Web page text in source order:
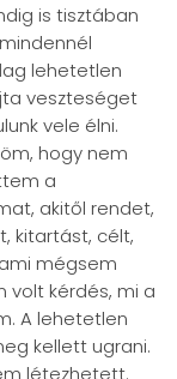
is tisztában
lehetetlen
veszteséget
vele élni.
hogy nem
a
akitől rendet,
kitartást, célt,
mégsem
volt kérdés, mi a
A lehetetlen
kellett ugrani.
létezhetett.